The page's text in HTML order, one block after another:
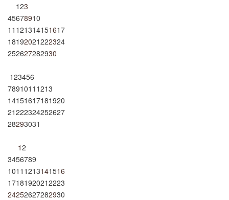
123
45678910
11 121314151617
18192021222324
252627282930
123456
7891011 1213
14151617181920
21222324252627
28293031
12
3456789
1011 1213141516
17181920212223
24252627282930